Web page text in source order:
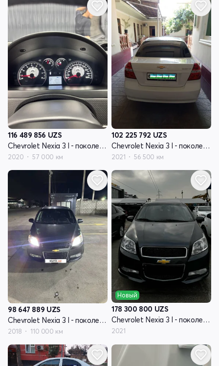
116 489 856 UZS
Chevrolet Nexia 3 I - поколение
2020 57 000 км
102 225 792 UZS
Chevrolet Nexia 3 I - поколение
2021 56 500 км
98 647 889 UZS
Chevrolet Nexia 3 I - поколение
2018 110 000 км
Новый
178 300 800 UZS
Chevrolet Nexia 3 I - поколение
2021